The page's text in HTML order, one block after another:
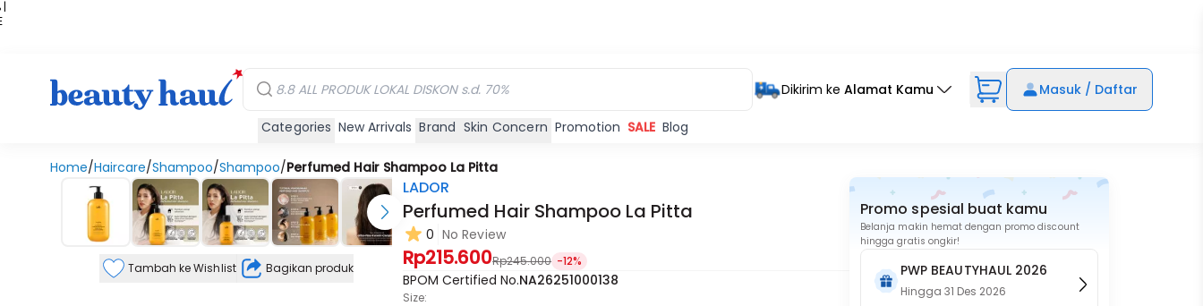
|
Dikirim ke Alamat Kamu Masuk / Daftar
Categories New Arrivals Brand Skin Concern Promotion SALE Blog
Home/Haircare/Shampoo/Shampoo/Perfumed Hair Shampoo La Pitta
Tambah ke Wishlist Bagikan produk
LADOR
Perfumed Hair Shampoo La Pitta
0 No Review
Rp215.600Rp245.000 -12%
BPOM Certified No.NA26251000138
Size:
Promo spesial buat kamu
Belanja makin hemat dengan promo discount
hingga gratis ongkir!
PWP BEAUTYHAUL 2026
Hingga31 Des 2026